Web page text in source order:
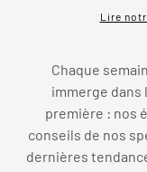
Lire
Chaque
immerge dans
première : nos
conseils de nos
dernières